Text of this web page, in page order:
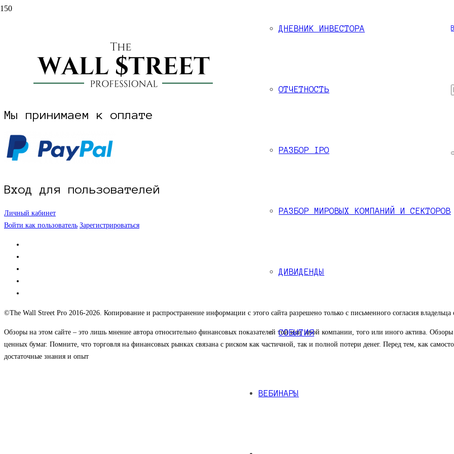
ДНЕВНИК ИНВЕСТОРА
ОТЧЕТНОСТЬ
РАЗБОР IPO
РАЗБОР МИРОВЫХ КОМПАНИЙ И СЕКТОРОВ
ДИВИДЕНДЫ
СОБЫТИЯ
ВЕБИНАРЫ
Проект The Wall Street Pro создан трейдером и инвестором Дмитрием Черемушкиным для написания аналитических материалов по финансовым
Мы принимаем к оплате
Вход для пользователей
Личный кабинет
Войти как пользователь Зарегистрироваться
©The Wall Street Pro 2016-2026. Копирование и распространение информации с этого сайта разрешено только с письменного согласия
Обзоры на этом сайте – это лишь мнение автора относительно финансовых показателей той или иной компании, того или иного актива.
ценных бумаг. Помните, что торговля на финансовых рынках связана с риском как частичной, так и полной потери денег. Перед тем, как
достаточные знания и опыт